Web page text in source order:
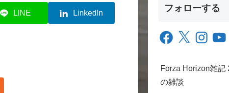
LINE LinkedIn フォローする
Facebook
X Instagram
Forza Horizon雑記
の雑談